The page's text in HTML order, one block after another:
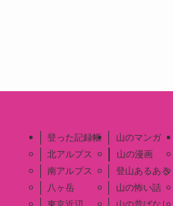
登った記録帳
北アルプス
南アルプス
八ヶ岳
山のマンガ
山の漫画
登山あるある
山の怖い話